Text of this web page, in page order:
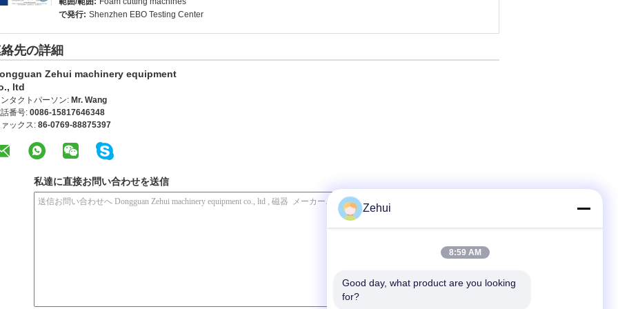
で発行: Shenzhen EBO Testing Center
先の詳細
Zehui machinery equipment
ltd
タクトパーソン: Mr. Wang
番号: 0086-15817646348
ックス: 86-0769-88875397
私達に直接お問い合わせを送信
Zehui
8:59 AM
Good day, what product are you looking
for?